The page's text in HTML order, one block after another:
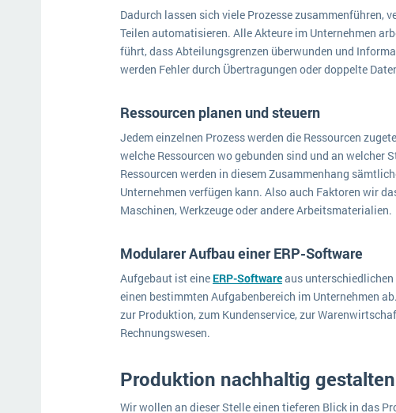
Dadurch lassen sich viele Prozesse zusammenführen,
Teilen automatisieren. Alle Akteure im Unternehmen
führt, dass Abteilungsgrenzen überwunden und
werden Fehler durch Übertragungen oder doppelte
Ressourcen planen und steuern
Jedem einzelnen Prozess werden die Ressourcen
welche Ressourcen wo gebunden sind und an welcher
Ressourcen werden in diesem Zusammenhang
Unternehmen verfügen kann. Also auch Faktoren wir
Maschinen, Werkzeuge oder andere Arbeitsmaterialien.
Modularer Aufbau einer ERP-Software
Aufgebaut ist eine ERP-Softwareaus
einen bestimmten Aufgabenbereich im Unternehmen
zur Produktion, zum Kundenservice, zur
Rechnungswesen.
Produktion nachhaltig gestalten
Wir wollen an dieser Stelle einen tieferen Blick in das